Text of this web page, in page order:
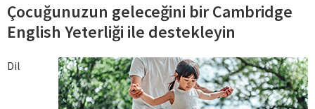
Çocuğunuzun geleceğini bir Cambridge
English Yeterliği ile destekleyin
Dil